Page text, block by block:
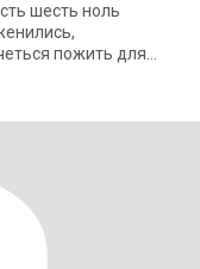
шесть ноль
пожить для